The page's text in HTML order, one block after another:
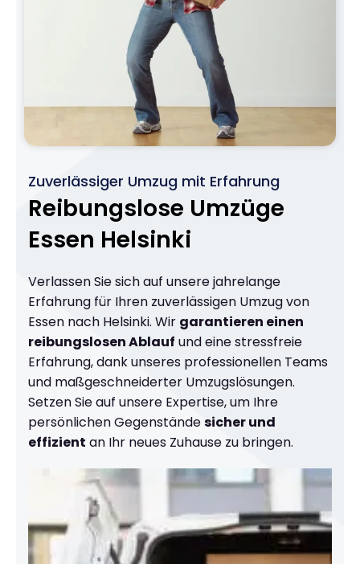
Zuverlässiger Umzug mit Erfahrung
Reibungslose Umzüge
Essen Helsinki
Verlassen Sie sich auf unsere jahrelange
Erfahrung für Ihren zuverlässigen Umzug von
Essen nach Helsinki. Wir garantieren einen
reibungslosen Ablauf und eine stressfreie
Erfahrung, dank unseres professionellen Teams
und maßgeschneiderter Umzugslösungen.
Setzen Sie auf unsere Expertise, um Ihre
persönlichen Gegenständesicher und
effizient an Ihr neues Zuhause zu bringen.